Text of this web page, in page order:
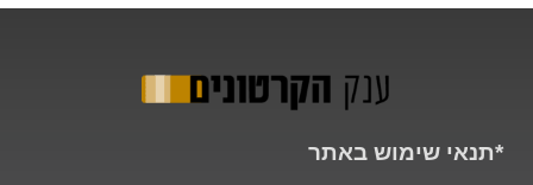
*תנאי שימוש באתר